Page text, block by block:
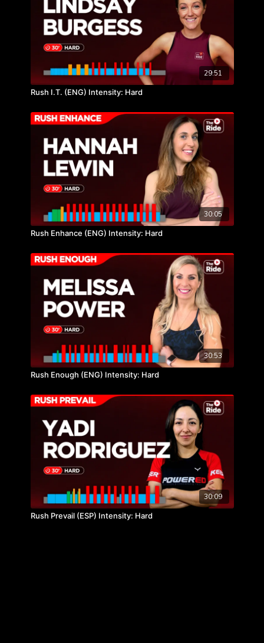
29:51
Rush I.T. (ENG) Intensity: Hard
30:05
Rush Enhance (ENG) Intensity: Hard
30:53
Rush Enough (ENG) Intensity: Hard
30:09
Rush Prevail (ESP) Intensity: Hard